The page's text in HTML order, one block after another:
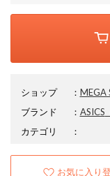
ショップ ： MEGA
ブランド
： ASICS
カテゴリ
：
お気に入り